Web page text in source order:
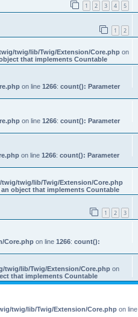
1 2 3 4 5
1 2
twig/lib/Twig/Extension/Core.phpon
that implements Countable
on line 1266: count(): Parameter
on line 1266: count(): Parameter
on line 1266: count(): Parameter
twig/twig/lib/Twig/Extension/Core.php
object that implements Countable
1 2 3
Core.phpon line 1266: count():
twig/lib/Twig/Extension/Core.phpon
that implements Countable
twig/lib/Twig/Extension/Core.php on line